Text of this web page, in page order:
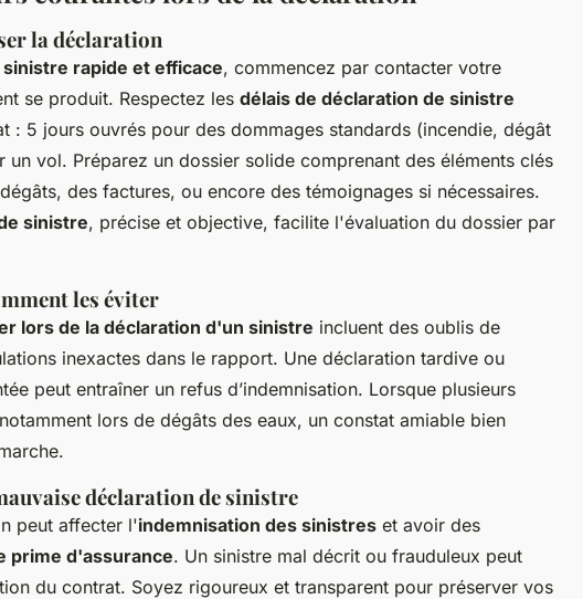
la déclaration
rapide et efficace, commencez par contacter votre
se produit. Respectez les délais de déclaration de sinistre
: 5 jours ouvrés pour des dommages standards (incendie, dégât
un vol. Préparez un dossier solide comprenant des éléments clés
des factures, ou encore des témoignages si nécessaires.
sinistre, précise et objective, facilite l'évaluation du dossier par
les éviter
lors de la déclaration d'un sinistre incluent des oublis de
inexactes dans le rapport. Une déclaration tardive ou
peut entraîner un refus d’indemnisation. Lorsque plusieurs
lors de dégâts des eaux, un constat amiable bien
déclaration de sinistre
peut affecter l'indemnisation des sinistres et avoir des
prime d'assurance. Un sinistre mal décrit ou frauduleux peut
du contrat. Soyez rigoureux et transparent pour préserver vos